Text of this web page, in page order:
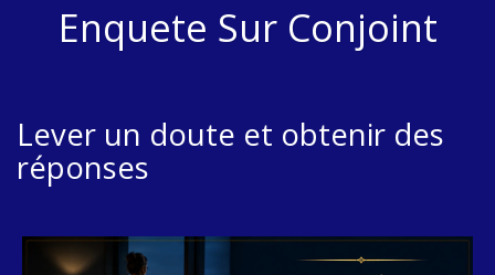
Enquete Sur Conjoint
Lever un doute et obtenir des
réponses